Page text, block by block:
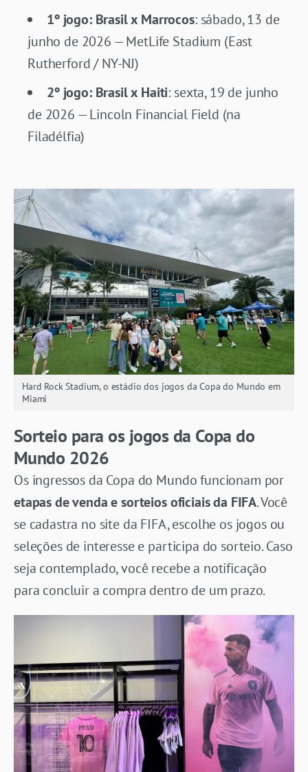
1º jogo: Brasil x Marrocos: sábado, 13 de
junho de 2026 — MetLife Stadium (East
Rutherford / NY-NJ)
2º jogo: Brasil x Haiti: sexta, 19 de junho
de 2026 — Lincoln Financial Field (na
Filadélfia)
Hard Rock Stadium, o estádio dos jogos da Copa do Mundo em
Miami
Sorteio para os jogos da Copa do
Mundo 2026
Os ingressos da Copa do Mundo funcionam por
etapas de venda e sorteios oficiais da FIFA. Você
se cadastra no site da FIFA, escolhe os jogos ou
seleções de interesse e participa do sorteio. Caso
seja contemplado, você recebe a notificação
para concluir a compra dentro de um prazo.